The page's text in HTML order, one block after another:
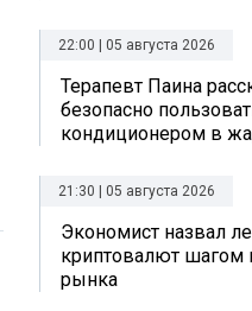
22:00 | 05 августа 2026
Терапевт Паина
безопасно
кондиционером в
21:30 | 05 августа 2026
Экономист назвал
криптовалют шагом
рынка